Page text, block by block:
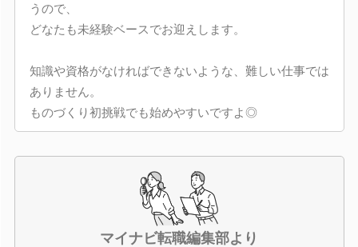
うので、
どなたも未経験ベースでお迎えします。
知識や資格がなければできないような、難しい仕事では
ありません。
ものづくり初挑戦でも始めやすいですよ◎
マイナビ転職編集部より